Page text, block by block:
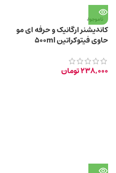
ناموجود
کاندیشنر ارگانیک و حرفه ای مو
حاوی فیتوکراتین 500ml
238,000تومان